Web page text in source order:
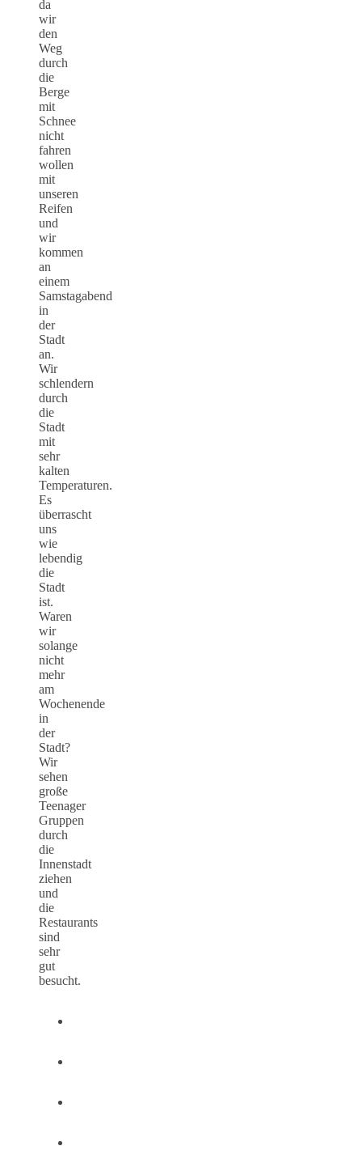
da
wir
den
Weg
durch
die
Berge
mit
Schnee
nicht
fahren
wollen
mit
unseren
Reifen
und
wir
kommen
an
einem
Samstagabend
in
der
Stadt
an.
Wir
schlendern
durch
die
Stadt
mit
sehr
kalten
Temperaturen.
Es
überrascht
uns
wie
lebendig
die
Stadt
ist.
Waren
wir
solange
nicht
mehr
am
Wochenende
in
der
Stadt?
Wir
sehen
große
Teenager
Gruppen
durch
die
Innenstadt
ziehen
und
die
Restaurants
sind
sehr
gut
besucht.